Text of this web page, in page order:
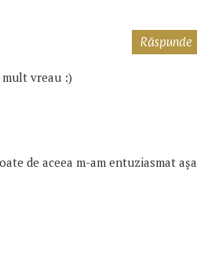
vreau :)
de aceea m-am entuziasmat așa
Răspunde